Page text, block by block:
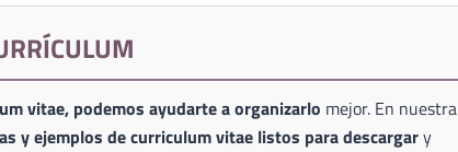
vitae, podemos ayudarte a organizarlo mejor. En nuestra
y ejemplos de curriculum vitae listos para descargary